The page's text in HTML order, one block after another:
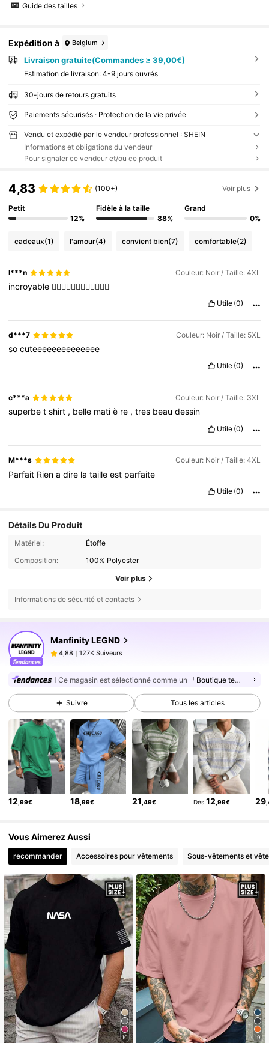
Guide des tailles
Expédition à Belgium
Livraison gratuite(Commandes ≥ 39,00€)
Estimation de livraison: 4-9 jours ouvrés
30-jours de retours gratuits
Paiements sécurisés · Protection de la vie privée
Vendu et expédié par le vendeur professionnel : SHEIN
Informations et obligations du vendeur
Pour signaler ce vendeur et/ou ce produit
4,83 (100+) Voir plus
Petit
12%
Fidèle à la taille
88%
Grand
0%
cadeaux(1) l'amour(4) convient bien(7) comfortable(2)
l***n Couleur: Noir / Taille: 4XL
incroyable 👍🏻👍🏻👍🏻👍🏻👍🏻👍🏻
Utile (0)
d***7 Couleur: Noir / Taille: 5XL
socuteeeeeeeeeeeeee
Utile (0)
c***a Couleur: Noir / Taille: 3XL
superbetshirt , belle matiè re ,tres beaudessin
Utile (0)
M***s Couleur: Noir / Taille: 4XL
Parfait Rienadire latailleest parfaite
Utile (0)
Détails Du Produit
Matériel:
Étoffe
Composition:
100% Polyester
Voir plus
Informations de sécurité et contacts
Manfinity LEGND
4,88
127K Suiveurs
?***? est en train de naviguer
127K Suiveurs
4,88 127K Suiveurs
4,88 127K Suiveurs
4,88 127K Suiveurs
4,88 127K Suiveurs
4,88 127K Suiveurs
4,88 127K Suiveurs
Ce magasin est sélectionné comme un 「Boutique tendance」
Suivre Tous les articles
12 ,99€ 18 ,99€ 21 ,49€ Dès 12 ,99€ 29
Vous Aimerez Aussi
recommander Accessoires pour vêtements Sous-vêtements et
10 19